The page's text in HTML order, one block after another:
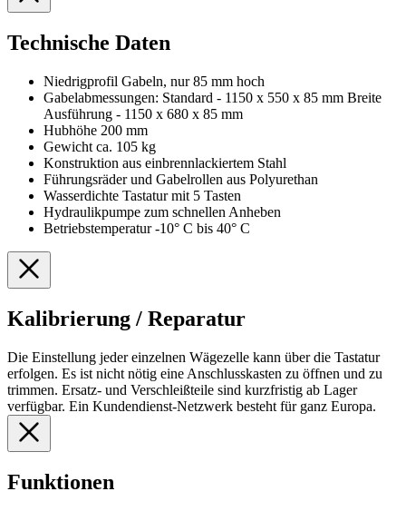
Technische Daten
Niedrigprofil Gabeln, nur 85 mm hoch
Gabelabmessungen: Standard - 1150 x 550 x 85 mm Breite
Ausführung - 1150 x 680 x 85 mm
Hubhöhe 200 mm
Gewicht ca. 105 kg
Konstruktion aus einbrennlackiertem Stahl
Führungsräder und Gabelrollen aus Polyurethan
Wasserdichte Tastatur mit 5 Tasten
Hydraulikpumpe zum schnellen Anheben
Betriebstemperatur -10° C bis 40° C
Kalibrierung / Reparatur
Die Einstellung jeder einzelnen Wägezelle kann über die Tastatur
erfolgen. Es ist nicht nötig eine Anschlusskasten zu öffnen und zu
trimmen. Ersatz- und Verschleißteile sind kurzfristig ab Lager
verfügbar. Ein Kundendienst-Netzwerk besteht für ganz Europa.
Funktionen